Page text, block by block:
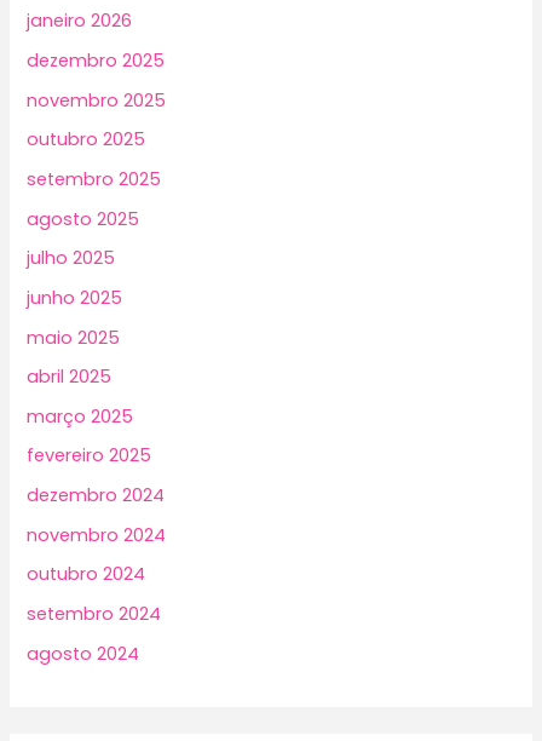
janeiro 2026
dezembro 2025
novembro 2025
outubro 2025
setembro 2025
agosto 2025
julho 2025
junho 2025
maio 2025
abril 2025
março 2025
fevereiro 2025
dezembro 2024
novembro 2024
outubro 2024
setembro 2024
agosto 2024